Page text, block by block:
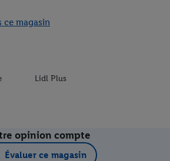
ce magasin
Lidl Plus
opinion compte
Évaluer ce magasin